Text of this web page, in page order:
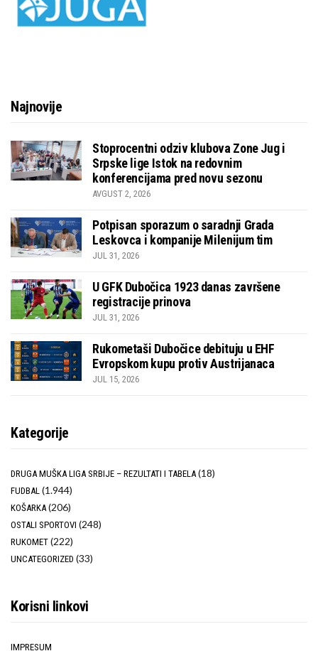
Najnovije
Stoprocentni odziv klubova Zone Jug i
Srpske lige Istok na redovnim
konferencijama pred novu sezonu
AVGUST 2, 2026
Potpisan sporazum o saradnji Grada
Leskovca i kompanije Milenijum tim
JUL 31, 2026
U GFK Dubočica 1923 danas završene
registracije prinova
JUL 31, 2026
Rukometaši Dubočice debituju u EHF
Evropskom kupu protiv Austrijanaca
JUL 15, 2026
Kategorije
DRUGA MUŠKA LIGA SRBIJE – REZULTATI I TABELA (18)
FUDBAL (1.944)
KOŠARKA (206)
OSTALI SPORTOVI (248)
RUKOMET (222)
UNCATEGORIZED (33)
Korisni linkovi
IMPRESUM